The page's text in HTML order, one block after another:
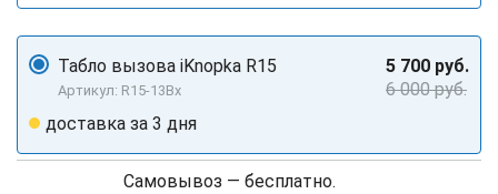
Табло вызова iKnopka R15
Артикул: R15-13Bx
доставка за 3 дня
6 000 руб.
5 700 руб.
Самовывоз — бесплатно.